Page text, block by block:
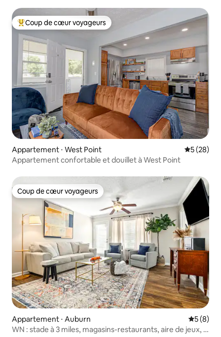
Coups de cœur voyageurs les plus appréciés
Coup de cœur voyageurs
Appartement ⋅ West Point
5 (28)
Appartement confortable et douillet à West Point
Coup de cœur voyageurs
Coup de cœur voyageurs
Appartement ⋅ Auburn
5 (8)
WN : stade à 3 miles, magasins-restaurants, aire de jeux, lit